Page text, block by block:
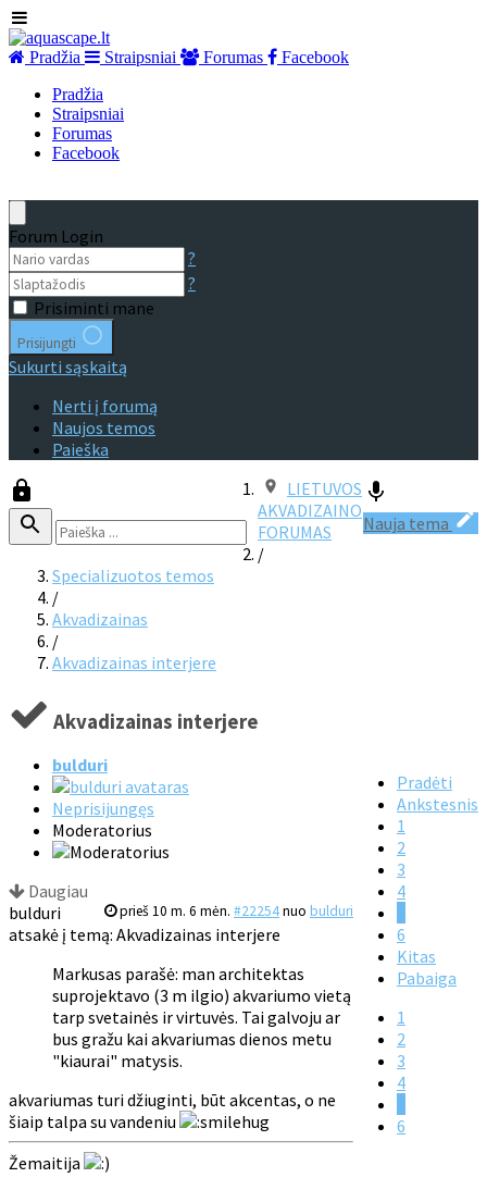
Pradžia Straipsniai Forumas
Facebook
Pradžia
Straipsniai
Forumas
Facebook
Forum Login
?
?
Prisiminti mane
Prisijungti
Sukurti sąskaitą
Nerti į forumą
Naujos temos
Paieška
Nauja tema
LIETUVOS
AKVADIZAINO
FORUMAS
/
Specializuotos temos
/
Akvadizainas
/
Akvadizainas interjere
Akvadizainas interjere
Pradėti
Ankstesnis
1
2
3
4
6
Kitas
Pabaiga
1
2
3
4
6
bulduri
Neprisijungęs
Moderatorius
Daugiau
prieš 10 m. 6 mėn. #22254nuo bulduri
bulduri
atsakė į temą: Akvadizainas interjere
Markusas parašė: man architektas
suprojektavo (3 m ilgio) akvariumo vietą
tarp svetainės ir virtuvės. Tai galvoju ar
bus gražu kai akvariumas dienos metu
"kiaurai" matysis.
akvariumas turi džiuginti, būt akcentas, o ne
šiaip talpa su vandeniu
Žemaitija